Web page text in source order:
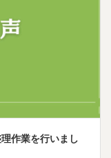
作業を行いまし